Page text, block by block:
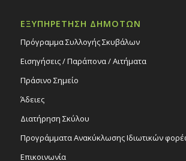
ΕΞΥΠΗΡΕΤΗΣΗ ΔΗΜΟΤΩΝ
Πρόγραμμα Συλλογής Σκυβάλων
Εισηγήσεις / Παράπονα / Αιτήματα
Πράσινο Σημείο
Άδειες
Διατήρηση Σκύλου
Προγράμματα Ανακύκλωσης Ιδιωτικών
Επικοινωνία